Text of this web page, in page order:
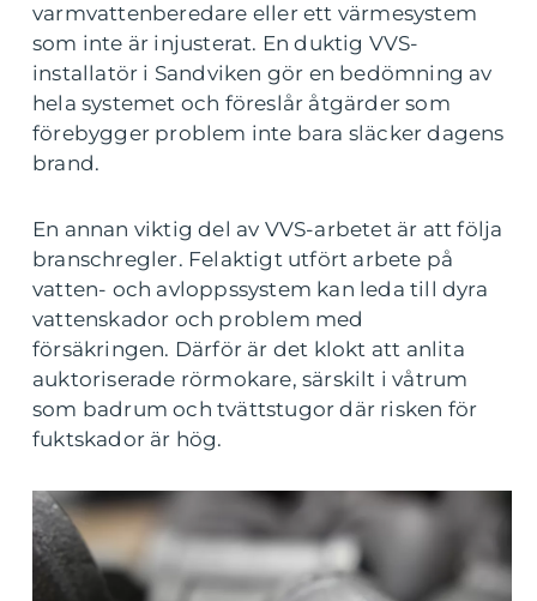
varmvattenberedare eller ett värmesystem
som inte är injusterat. En duktig VVS-
installatör i Sandviken gör en bedömning av
hela systemet och föreslår åtgärder som
förebygger problem inte bara släcker dagens
brand.
En annan viktig del av VVS-arbetet är att följa
branschregler. Felaktigt utfört arbete på
vatten- och avloppssystem kan leda till dyra
vattenskador och problem med
försäkringen. Därför är det klokt att anlita
auktoriserade rörmokare, särskilt i våtrum
som badrum och tvättstugor där risken för
fuktskador är hög.